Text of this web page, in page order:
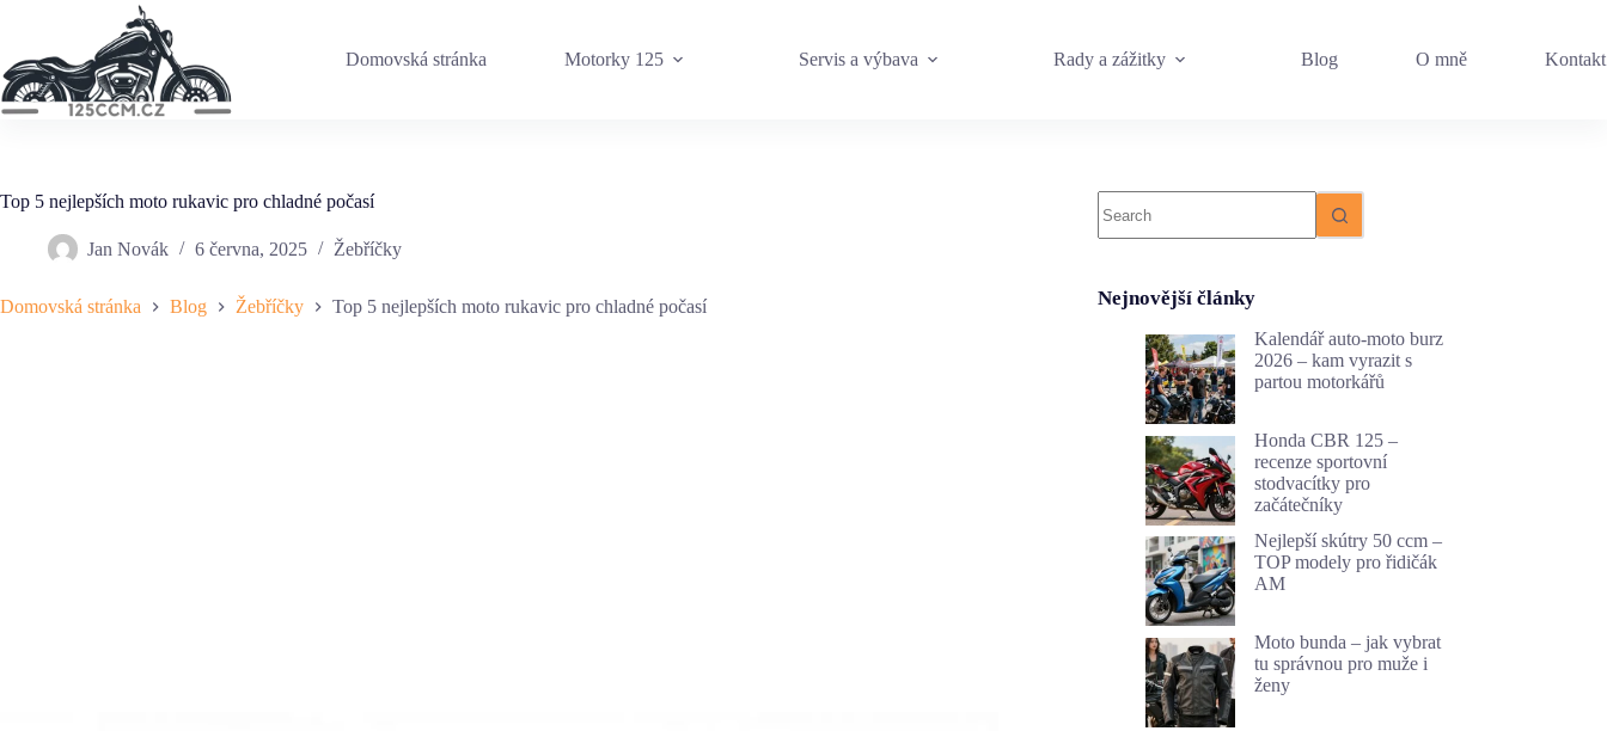
content
Domovská stránka Motorky 125 Servis a výbava Rady a zážitky Blog O mně Kontakt
Top 5 nejlepších moto rukavic pro chladné počasí
Jan Novák 6 června, 2025 Žebříčky
Domovská stránka Blog Žebříčky Top 5 nejlepších moto rukavic pro chladné počasí
results
Nejnovější články
Kalendář auto-moto burz
2026 – kam vyrazit s
partou motorkářů
Honda CBR 125 –
recenze sportovní
stodvacítky pro
začátečníky
Nejlepší skútry 50 ccm –
TOP modely pro řidičák
AM
Moto bunda – jak vybrat
tu správnou pro muže i
ženy